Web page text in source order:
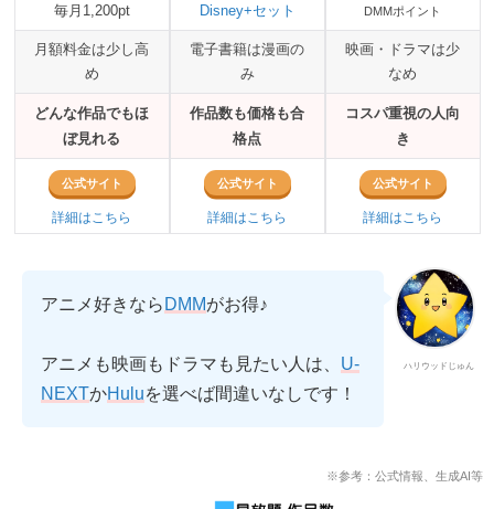
毎月1,200pt
Disney+セット
DMMポイント
月額料金は少し高
め
電子書籍は漫画の
み
映画・ドラマは少
なめ
どんな作品でもほ
ぼ見れる
作品数も価格も合
格点
コスパ重視の人向
き
公式サイト
詳細はこちら
公式サイト
詳細はこちら
公式サイト
詳細はこちら
ハリウッドじゅん
アニメ好きなら DMMがお得♪
アニメも映画もドラマも見たい人は、 U-
NEXTかHuluを選べば間違いなしです！
※参考： 公式情報 、生成AI等